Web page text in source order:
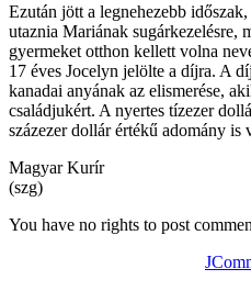
Ezután jött a legnehezebb
utaznia Mariának sugárkezelésre,
gyermeket otthon kellett volna
17 éves Jocelyn jelölte a díjra. A
kanadai anyának az elismerése,
családjukért. A nyertes tízezer
százezer dollár értékű adomány is
Magyar Kurír
(szg)
You have no rights to post